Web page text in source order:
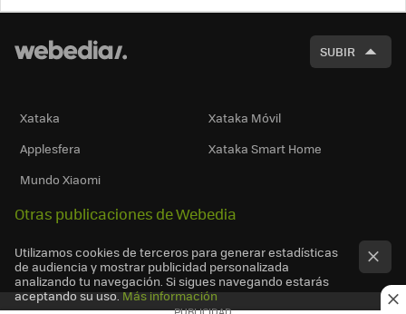
SUBIR
Xataka
Xataka Móvil
Applesfera
Xataka Smart Home
Mundo Xiaomi
Otras publicaciones de Webedia
Utilizamos cookies de terceros para generar estadísticas
de audiencia y mostrar publicidad personalizada
analizando tu navegación. Si sigues navegando estarás
aceptando su uso. Más información